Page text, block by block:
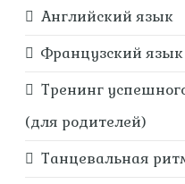
Английский язык
Французский язык
Тренинг
(для родителей)
Танцевальная